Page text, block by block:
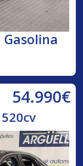
Gasolina
54.990€